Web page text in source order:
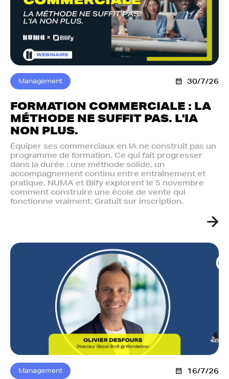
Management 30/7/26
FORMATION COMMERCIALE : LA
MÉTHODE NE SUFFIT PAS. L'IA
NON PLUS.‍
Équiper ses commerciaux en IA ne construit pas un
programme de formation. Ce qui fait progresser
dans la durée : une méthode solide, un
accompagnement continu entre entraînement et
pratique. NUMA et Blify explorent le 5 novembre
comment construire une école de vente qui
fonctionne vraiment. Gratuit sur inscription.
Management 16/7/26